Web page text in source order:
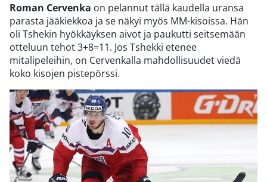
Roman Cervenka on pelannut tällä kaudella uransa
parasta jääkiekkoa ja se näkyi myös MM-kisoissa. Hän
oli Tshekin hyökkäyksen aivot ja paukutti seitsemään
otteluun tehot 3+8=11. Jos Tshekki etenee
mitalipeleihin, on Cervenkalla mahdollisuudet viedä
koko kisojen pistepörssi.